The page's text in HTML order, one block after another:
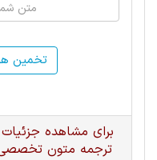
تخمین
برای مشاهده
ترجمه متون تخصصی